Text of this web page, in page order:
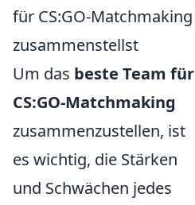
für CS:GO-Matchmaking
zusammenstellst
Um das beste Team für
CS:GO-Matchmaking
zusammenzustellen, ist
es wichtig, die Stärken
und Schwächen jedes